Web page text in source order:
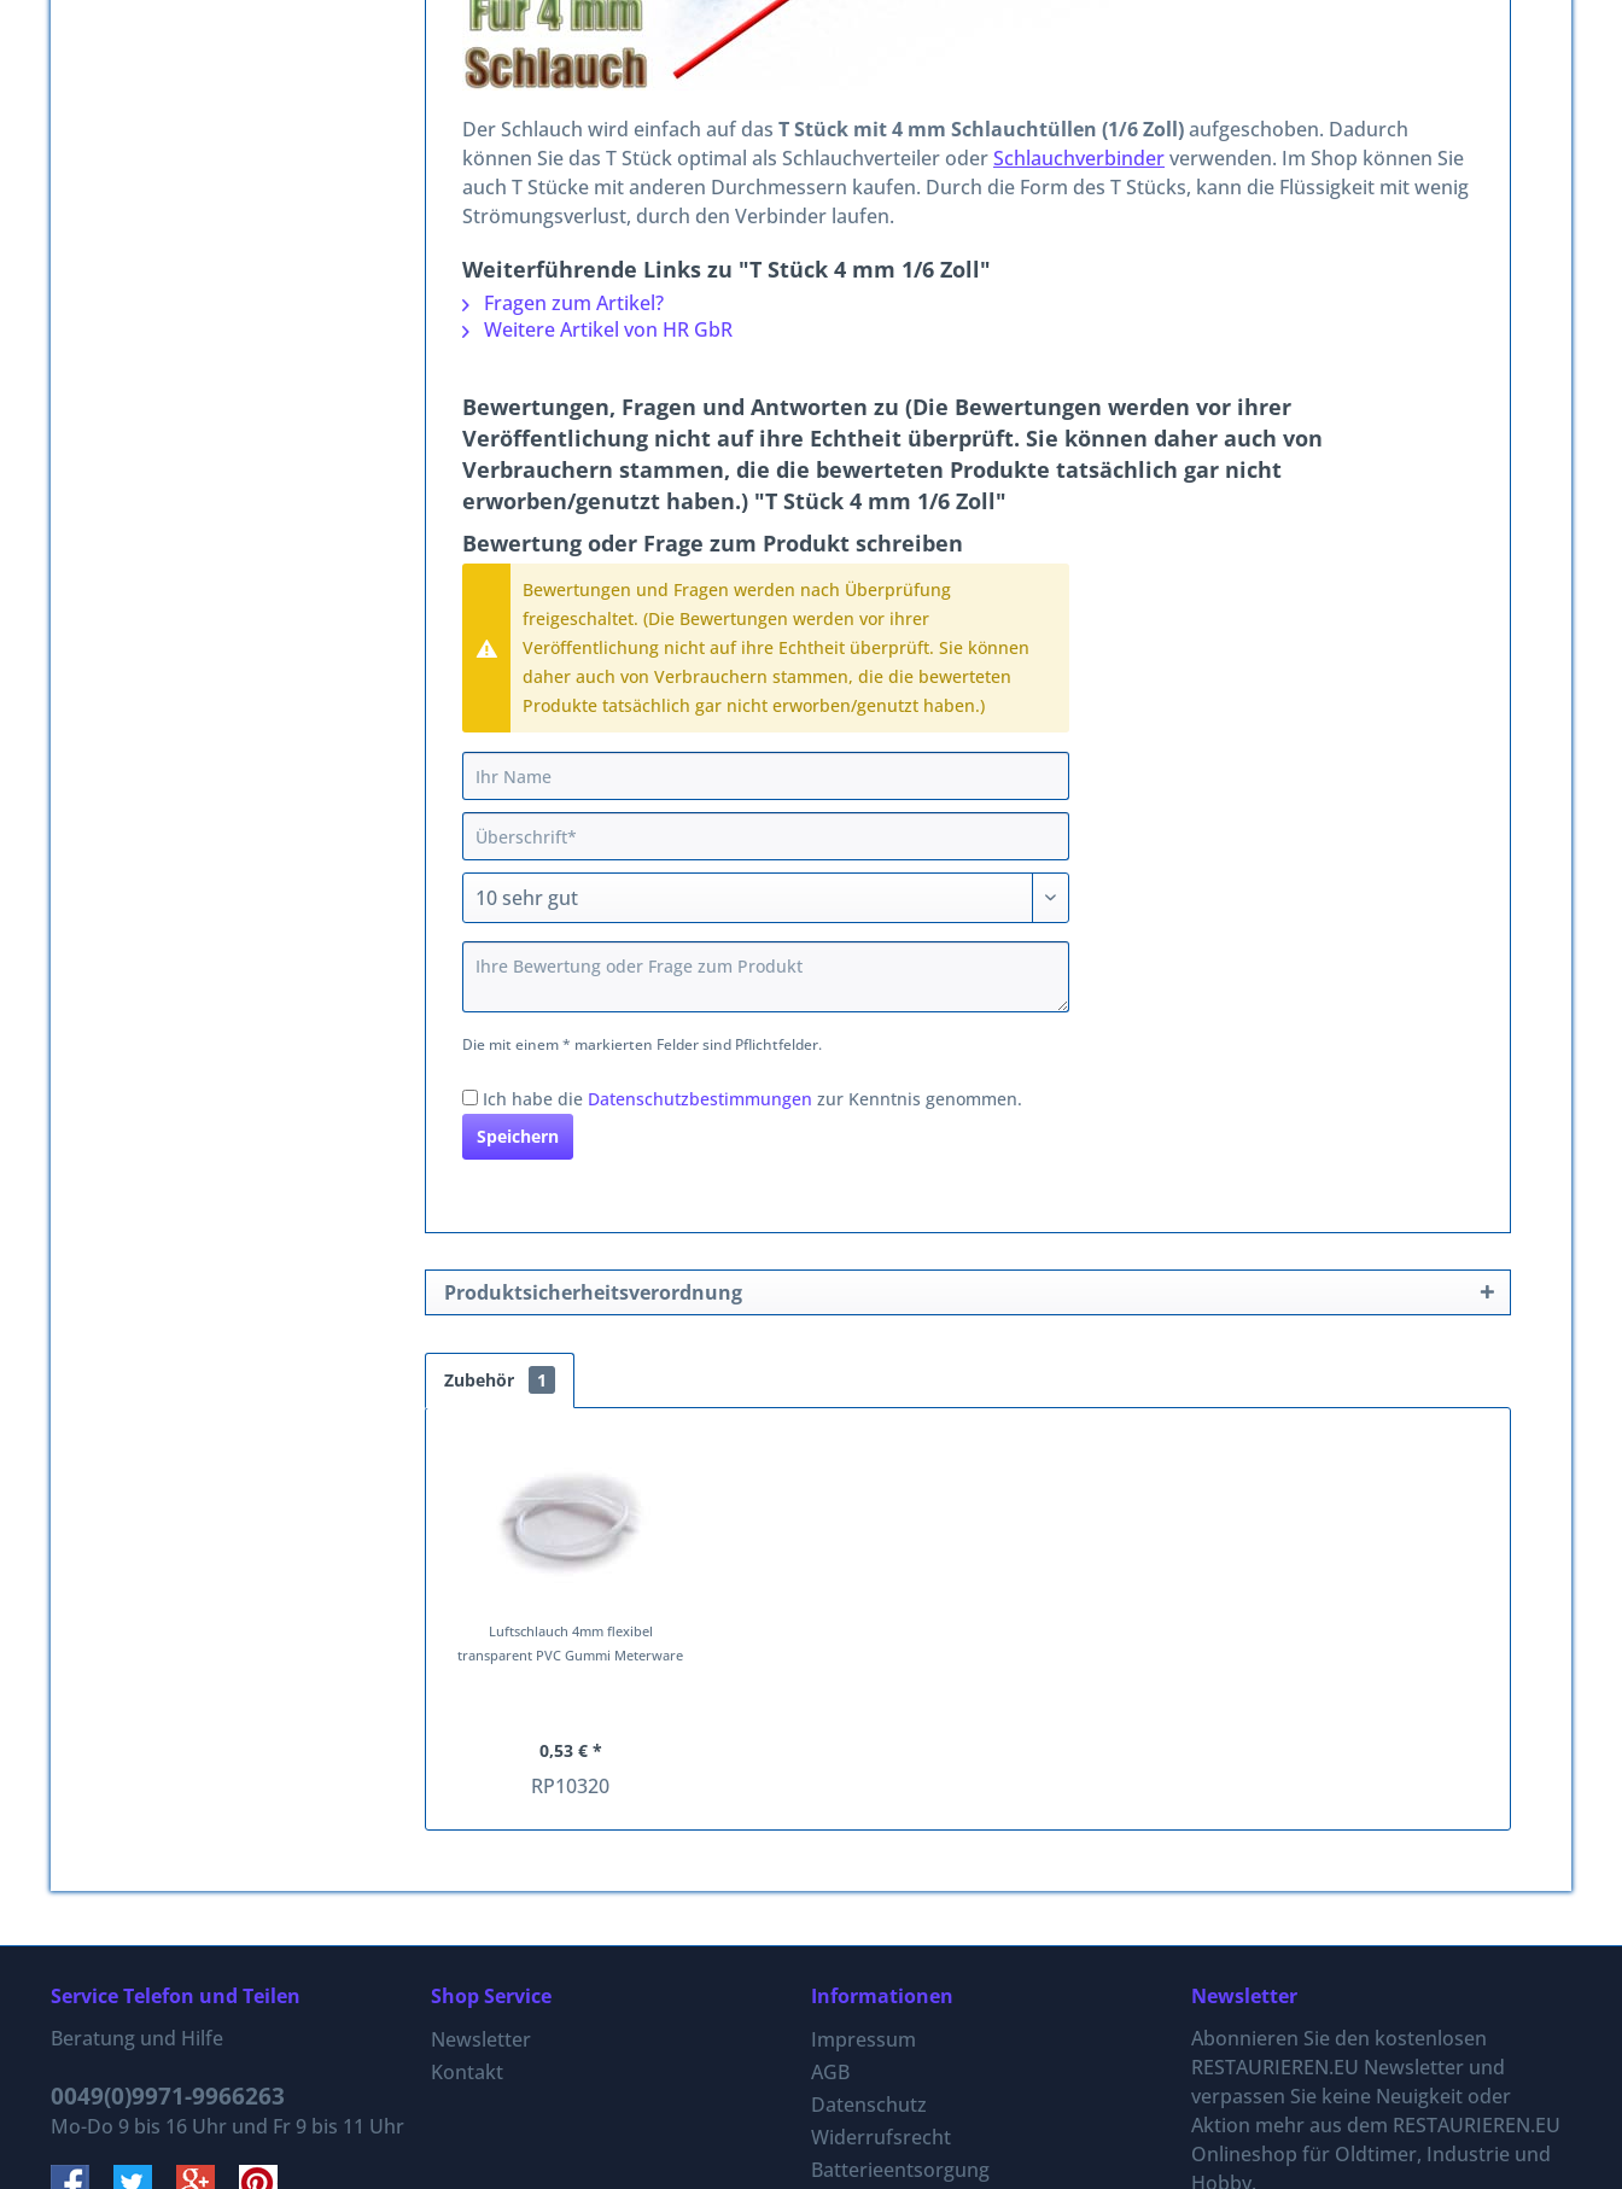
Der Schlauch wird einfach auf das T Stück mit 4 mm Schlauchtüllen (1/6 Zoll)aufgeschoben. Dadurch
können Sie das T Stück optimal als Schlauchverteiler oderSchlauchverbinderverwenden. Im Shop können Sie
auch T Stücke mit anderen Durchmessern kaufen. Durch die Form des T Stücks, kann die Flüssigkeit mit wenig
Strömungsverlust, durch den Verbinder laufen.
Weiterführende Links zu "T Stück 4 mm 1/6 Zoll"
Fragen zum Artikel?
Weitere Artikel von HR GbR
Bewertungen, Fragen und Antworten zu (Die Bewertungen werden vor ihrer
Veröffentlichung nicht auf ihre Echtheit überprüft. Sie können daher auch von
Verbrauchern stammen, die die bewerteten Produkte tatsächlich gar nicht
erworben/genutzt haben.) "T Stück 4 mm 1/6 Zoll"
Bewertung oder Frage zum Produkt schreiben
Bewertungen und Fragen werden nach Überprüfung
freigeschaltet. (Die Bewertungen werden vor ihrer
Veröffentlichung nicht auf ihre Echtheit überprüft. Sie können
daher auch von Verbrauchern stammen, die die bewerteten
Produkte tatsächlich gar nicht erworben/genutzt haben.)
Die mit einem * markierten Felder sind Pflichtfelder.
Ich habe die Datenschutzbestimmungen zur Kenntnis genommen.
Speichern
Produktsicherheitsverordnung
Zubehör 1
Luftschlauch 4mm flexibel
transparent PVC Gummi Meterware
0,53 € *
RP10320
Service Telefon und Teilen
Beratung und Hilfe
0049(0)9971-9966263
Mo-Do 9 bis 16 Uhr und Fr 9 bis 11 Uhr
Shop Service
Newsletter
Kontakt
Informationen
Impressum
AGB
Datenschutz
Widerrufsrecht
Batterieentsorgung
Newsletter
Abonnieren Sie den kostenlosen
RESTAURIEREN.EU Newsletter und
verpassen Sie keine Neuigkeit oder
Aktion mehr aus dem RESTAURIEREN.EU
Onlineshop für Oldtimer, Industrie und
Hobby.